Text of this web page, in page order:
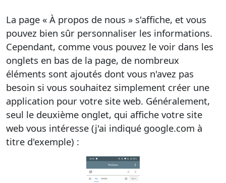
La page « À propos de nous » s'affiche, et vous
pouvez bien sûr personnaliser les informations.
Cependant, comme vous pouvez le voir dans les
onglets en bas de la page, de nombreux
éléments sont ajoutés dont vous n'avez pas
besoin si vous souhaitez simplement créer une
application pour votre site web. Généralement,
seul le deuxième onglet, qui affiche votre site
web vous intéresse (j'ai indiqué google.com à
titre d'exemple) :